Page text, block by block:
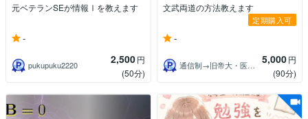
元ベテランSEが情報Ⅰを教えます
-
pukupuku2220 2,500円
(50分)
文武両道の方法教えます
定期購入可
-
通信制→旧帝大・医学部逆転合格講師KOU 5,000円
(90分)